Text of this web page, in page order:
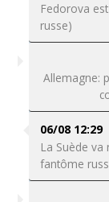
Fedorova
russe)
Allemagne:
06/08 12:29
La Suède
fantôme